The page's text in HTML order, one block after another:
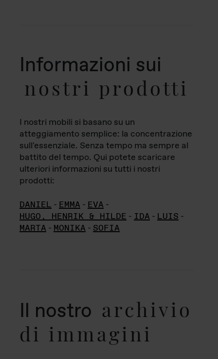
Informazioni sui
nostri prodotti
I nostri mobili si basano su un
atteggiamento semplice: la concentrazione
sull'essenziale. Senza tempo ma sempre al
battito del tempo. Qui potete scaricare
ulteriori informazioni su tutti i nostri
prodotti:
DANIEL - EMMA - EVA -
HUGO, HENRIK & HILDE - IDA - LUIS -
MARTA - MONIKA - SOFIA
Il nostro archivio
di immagini